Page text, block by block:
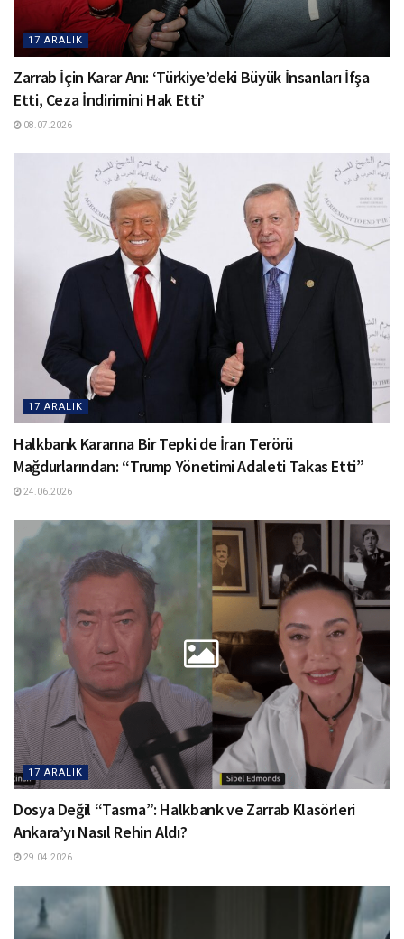
17 ARALIK
Zarrab İçin Karar Anı: ‘Türkiye’deki Büyük İnsanları İfşa
Etti, Ceza İndirimini Hak Etti’
08.07.2026
17 ARALIK
Halkbank Kararına Bir Tepki de İran Terörü
Mağdurlarından: “Trump Yönetimi Adaleti Takas Etti”
24.06.2026
17 ARALIK
Dosya Değil “Tasma”: Halkbank ve Zarrab Klasörleri
Ankara’yı Nasıl Rehin Aldı?
29.04.2026